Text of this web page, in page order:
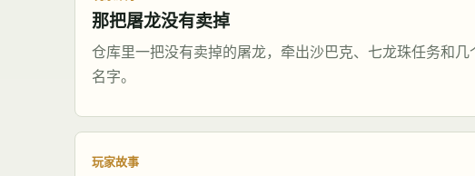
那把屠龙没有卖掉
仓库里一把没有卖掉的屠龙，牵出沙巴克、七龙珠任务和几
名字。
玩家故事